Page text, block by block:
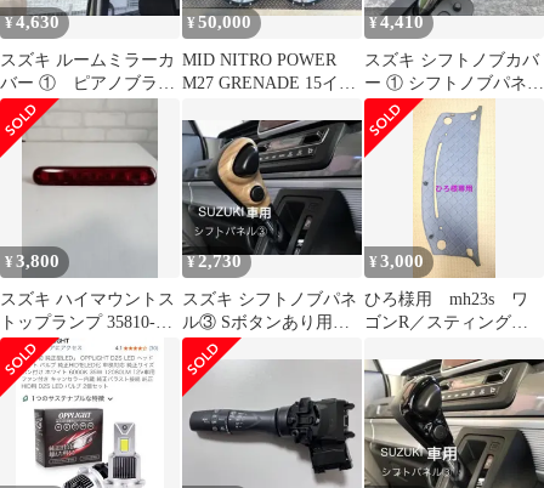
¥4,630
スズキ ルームミラーカ
バー ① ピアノブラッ
ク 新型ジムニー 初
代 ハスラー
¥50,000
MID NITRO POWER
M27 GRENADE 15イン
¥4,410
スズキ シフトノブカバ
ー ① シフトノブパネ
ル カーボンルック
初代ハスラー
¥3,800
スズキ ハイマウントス
トップランプ 35810-
85K00
¥2,730
スズキ シフトノブパネ
ル③ Sボタンあり用
ナチュラルウッド 新
型ハスラー
¥3,000
ひろ様用 mh23s ワ
ゴンR／スティングレ
ット